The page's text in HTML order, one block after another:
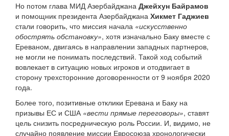
Но потом глава МИД Азербайджана Джейхун Байрамов
и помощник президента Азербайджана Хикмет Гаджиев
стали говорить, что миссия начала «искусственно
обострять обстановку», хотя изначально Баку вместе с
Ереваном, двигаясь в направлении западных партнеров,
не могли не понимать последствий. Такой ход событий
вовлекает в ситуацию новых игроков и отодвигает в
сторону трехсторонние договоренности от 9 ноября 2020
года.
Более того, позитивные отклики Еревана и Баку на
призывы ЕС и США «вести прямые переговоры», ставят
цель снизить посредническую роль России. И, видимо, не
случайно появление миссии Евросоюза хронологически